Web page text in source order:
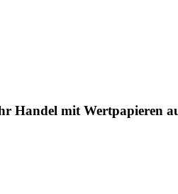
Handel mit Wertpapieren